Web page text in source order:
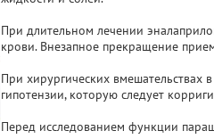
При длительном лечении
крови. Внезапное прекращение
При хирургических вмешательствах
гипотензии, которую следует
Перед исследованием функции